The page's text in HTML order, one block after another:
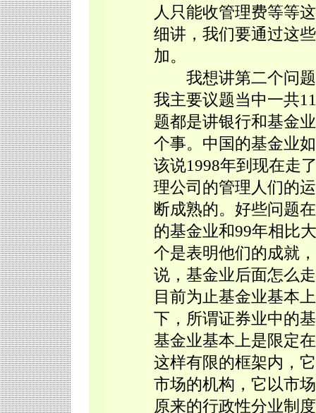
人只能收管理费等等
细讲，我们要通过这
加。
我想讲第二个问题
我主要议题当中一共
题都是讲银行和基金
个事。中国的基金业
该说1998年到现在走
理公司的管理人们的
断成熟的。好些问题
的基金业和99年相比
个是表明他们的成就
说，基金业后面怎么
目前为止基金业基本
下，所谓证券业中的
基金业基本上是限定
这样有限的框架内，
市场的机构，它以市
原来的行政性分业制